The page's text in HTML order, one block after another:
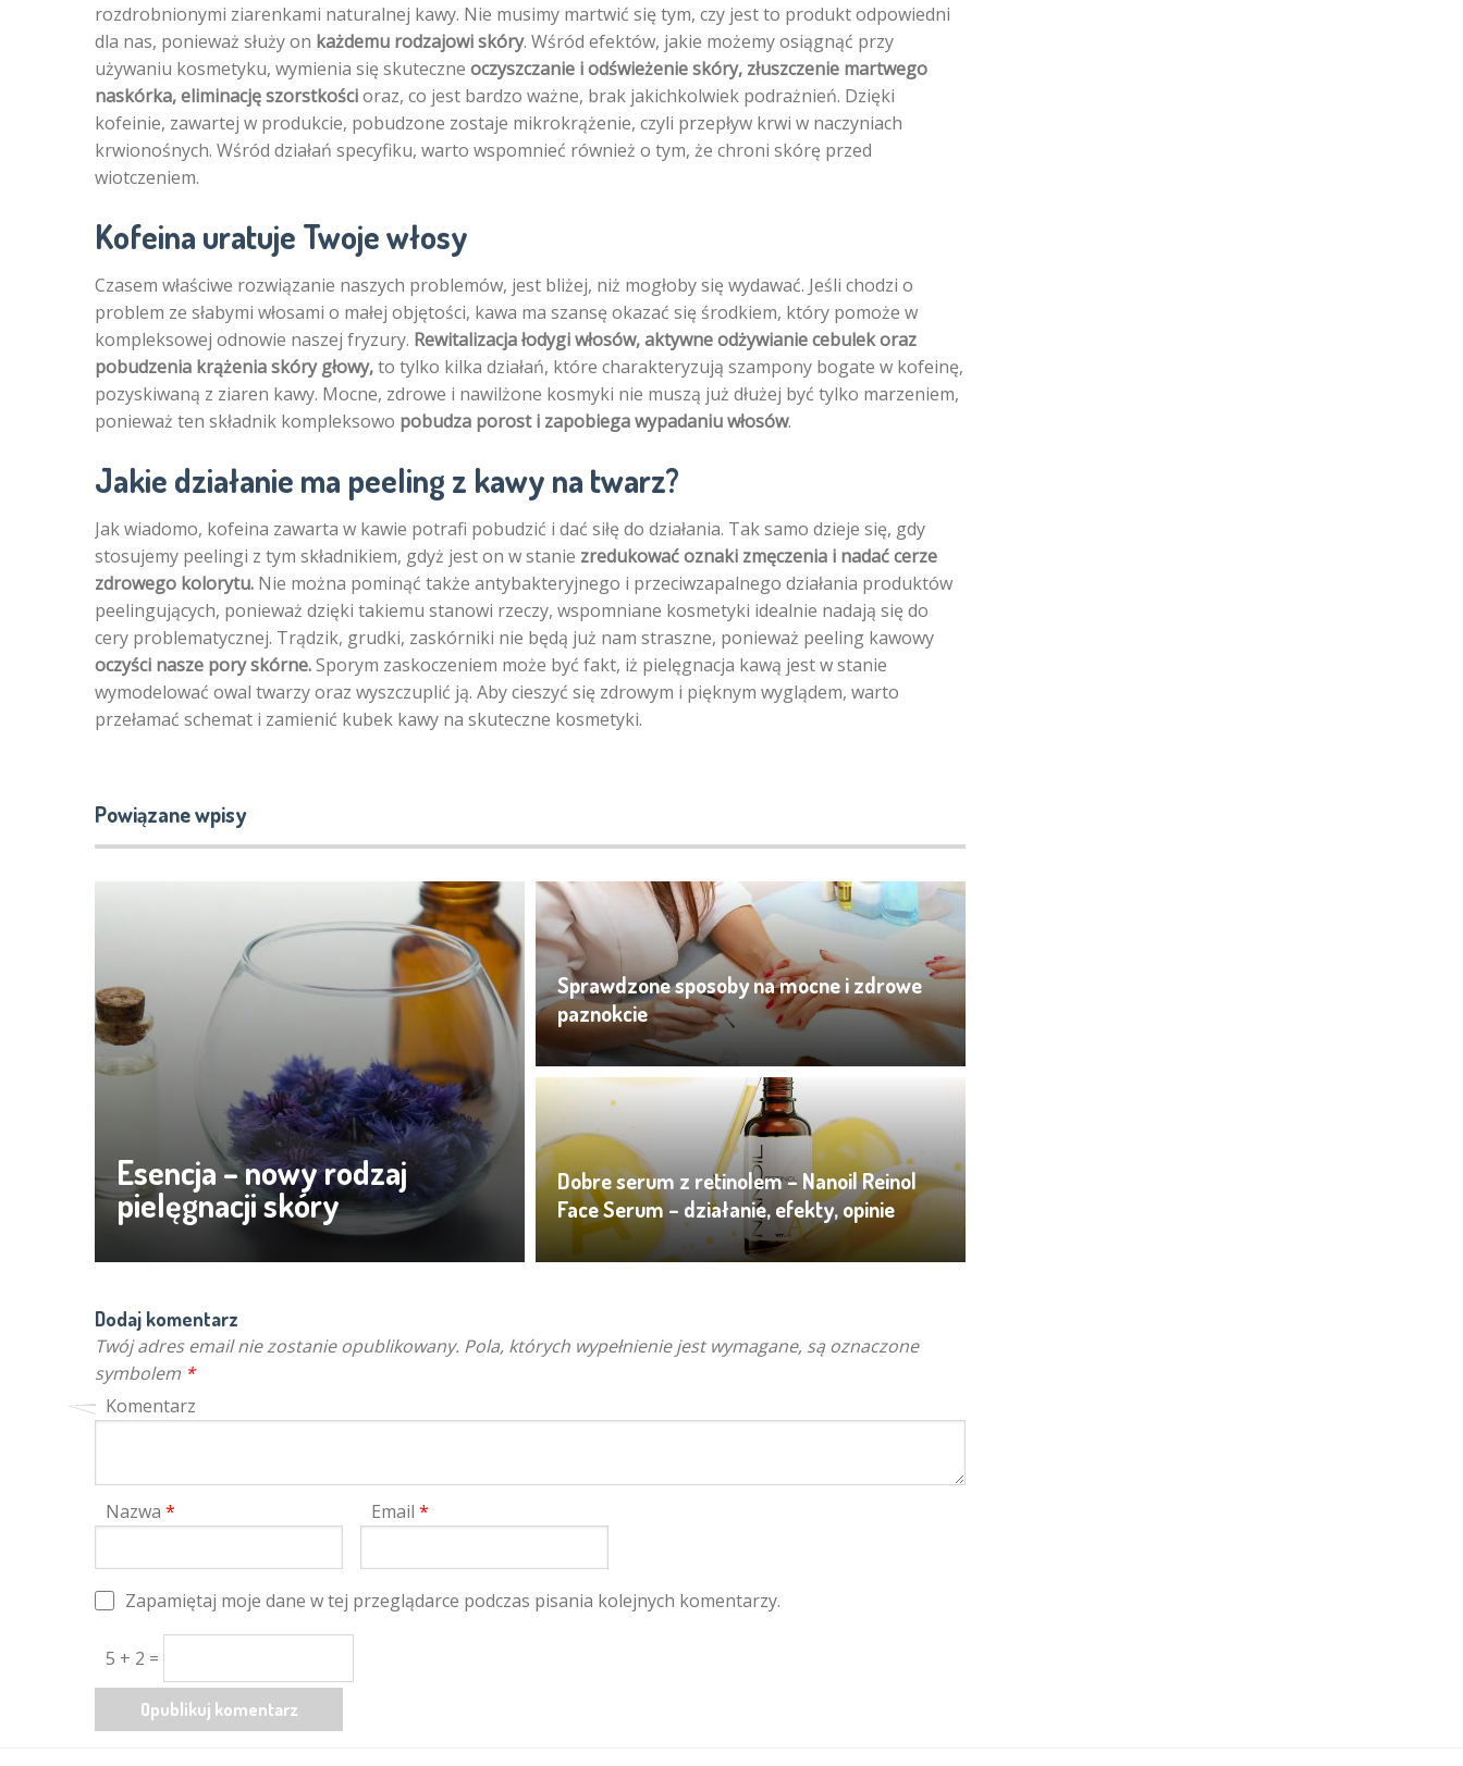
rozdrobnionymi ziarenkami naturalnej kawy. Nie musimy martwić się tym, czy jest to produkt odpowiedni
dla nas, ponieważ służy on każdemu rodzajowi skóry. Wśród efektów, jakie możemy osiągnąć przy
używaniu kosmetyku, wymienia się skuteczne oczyszczanie i odświeżenie skóry, złuszczenie martwego
naskórka, eliminację szorstkościoraz, co jest bardzo ważne, brak jakichkolwiek podrażnień. Dzięki
kofeinie, zawartej w produkcie, pobudzone zostaje mikrokrążenie, czyli przepływ krwi w naczyniach
krwionośnych. Wśród działań specyfiku, warto wspomnieć również o tym, że chroni skórę przed
wiotczeniem.
Kofeina uratuje Twoje włosy
Czasem właściwe rozwiązanie naszych problemów, jest bliżej, niż mogłoby się wydawać. Jeśli chodzi o
problem ze słabymi włosami o małej objętości, kawa ma szansę okazać się środkiem, który pomoże w
kompleksowej odnowie naszej fryzury. Rewitalizacja łodygi włosów, aktywne odżywianie cebulek oraz
pobudzenia krążenia skóry głowy,to tylko kilka działań, które charakteryzują szampony bogate w kofeinę,
pozyskiwaną z ziaren kawy. Mocne, zdrowe i nawilżone kosmyki nie muszą już dłużej być tylko marzeniem,
ponieważ ten składnik kompleksowo pobudza porost i zapobiega wypadaniu włosów.
Jakie działanie ma peeling z kawy na twarz?
Jak wiadomo, kofeina zawarta w kawie potrafi pobudzić i dać siłę do działania. Tak samo dzieje się, gdy
stosujemy peelingi z tym składnikiem, gdyż jest on w stanie zredukować oznaki zmęczenia i nadać cerze
zdrowego kolorytu. Nie można pominąć także antybakteryjnego i przeciwzapalnego działania produktów
peelingujących, ponieważ dzięki takiemu stanowi rzeczy, wspomniane kosmetyki idealnie nadają się do
cery problematycznej. Trądzik, grudki, zaskórniki nie będą już nam straszne, ponieważ peeling kawowy
oczyści nasze pory skórne.Sporym zaskoczeniem może być fakt, iż pielęgnacja kawą jest w stanie
wymodelować owal twarzy oraz wyszczuplić ją. Aby cieszyć się zdrowym i pięknym wyglądem, warto
przełamać schemat i zamienić kubek kawy na skuteczne kosmetyki.
Powiązane wpisy
Esencja – nowy rodzaj
pielęgnacji skóry
Sprawdzone sposoby na mocne i zdrowe
paznokcie
Dobre serum z retinolem – Nanoil Reinol
Face Serum – działanie, efekty, opinie
Dodaj komentarz
Twój adres email nie zostanie opublikowany. Pola, których wypełnienie jest wymagane, są oznaczone
symbolem *
Komentarz
Nazwa * Email *
Zapamiętaj moje dane w tej przeglądarce podczas pisania kolejnych komentarzy.
5 + 2 =